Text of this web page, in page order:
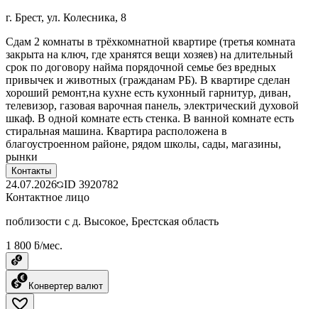
г. Брест, ул. Колесника, 8
Сдам 2 комнаты в трёхкомнатной квартире (третья комната
закрыта на ключ, где хранятся вещи хозяев) на длительный
срок по договору найма порядочной семье без вредных
привычек и животных (гражданам РБ). В квартире сделан
хороший ремонт,на кухне есть кухонный гарнитур, диван,
телевизор, газовая варочная панель, электрический духовой
шкаф. В одной комнате есть стенка. В ванной комнате есть
стиральная машина. Квартира расположена в
благоустроенном районе, рядом школы, сады, магазины,
рынки
Контакты
24.07.2026 ID 3920782
Контактное лицо
поблизости с д. Высокое, Брестская область
1 800 ƃ/мес.
Конвертер валют